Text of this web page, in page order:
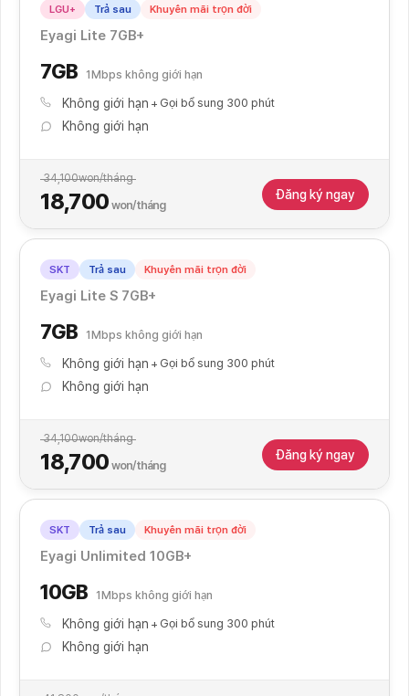
LGU+ Trả sau Khuyến mãi trọn đời
Eyagi Lite 7GB+
7GB 1Mbps không giới hạn
Không giới hạn Gọi bổ sung 300 phút
Không giới hạn
34,100won/tháng
18,700 won/tháng
Đăng ký ngay
SKT Trả sau Khuyến mãi trọn đời
Eyagi Lite S 7GB+
7GB 1Mbps không giới hạn
Không giới hạn Gọi bổ sung 300 phút
Không giới hạn
34,100won/tháng
18,700 won/tháng
Đăng ký ngay
SKT Trả sau Khuyến mãi trọn đời
Eyagi Unlimited 10GB+
10GB 1Mbps không giới hạn
Không giới hạn Gọi bổ sung 300 phút
Không giới hạn